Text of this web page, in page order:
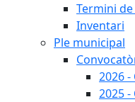
Termini
Inventari
Ple municipal
2026
2025